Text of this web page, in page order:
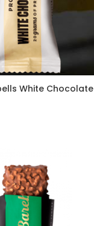
White Chocolate